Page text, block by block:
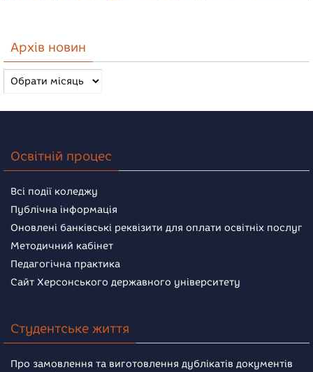
Архів новин
Архів
новин
Освітній процес
Всі події коледжу
Публічна інформація
Оновлені банківські реквізити для оплати освітніх послуг
Методичний кабінет
Педагогічна практика
Сайт Херсонського державного університету
Студентське життя
Про замовлення та виготовлення дублікатів документів